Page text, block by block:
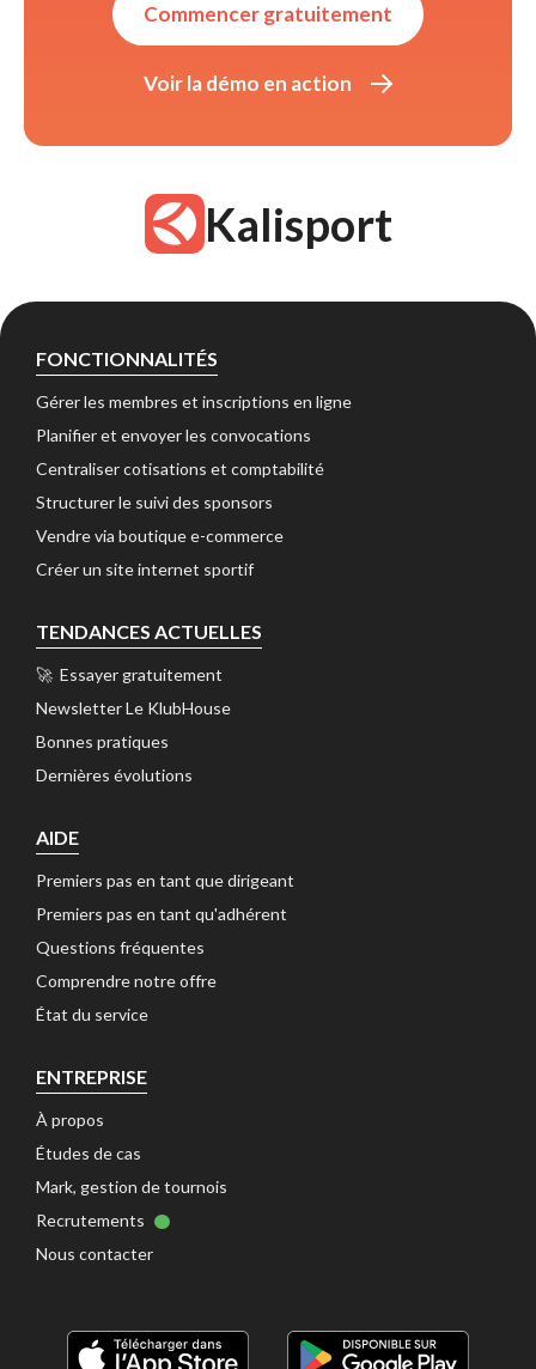
Commencer gratuitement
Voir la démo en action
Kalisport
FONCTIONNALITÉS
Gérer les membres et inscriptions en ligne
Planifier et envoyer les convocations
Centraliser cotisations et comptabilité
Structurer le suivi des sponsors
Vendre via boutique e-commerce
Créer un site internet sportif
TENDANCES ACTUELLES
🚀 Essayer gratuitement
Newsletter Le KlubHouse
Bonnes pratiques
Dernières évolutions
AIDE
Premiers pas en tant que dirigeant
Premiers pas en tant qu'adhérent
Questions fréquentes
Comprendre notre offre
État du service
ENTREPRISE
À propos
Études de cas
Mark, gestion de tournois
Recrutements
Nous contacter